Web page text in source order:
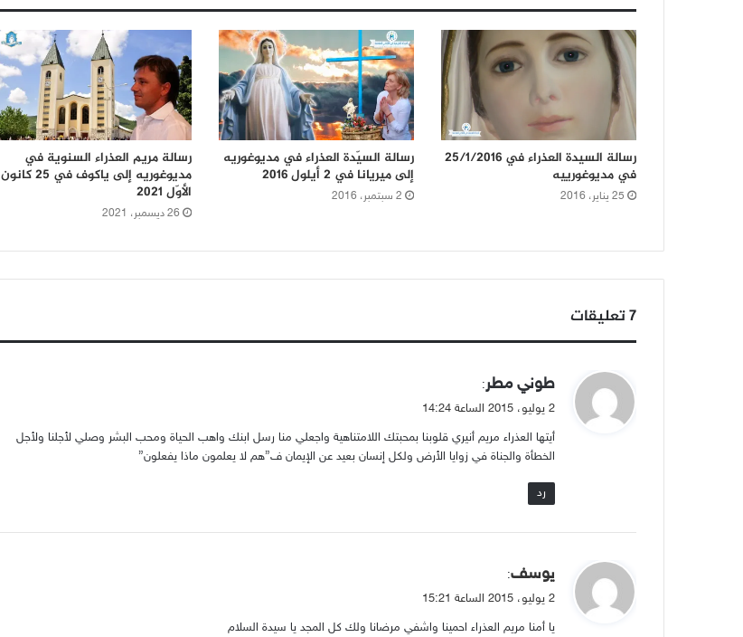
رسالة السيدة العذراء في 25/1/2016
في مديوغورييه
25 يناير، 2016
رسالة السيّدة العذراء في مديوغوريه
إلى ميريانا في 2 أيلول 2016
2 سبتمبر، 2016
رسالة مريم العذراء السنوية في
مديوغوريه إلى ياكوف في 25 كانون
الأوّل 2021
26 ديسمبر، 2021
‫7 تعليقات
ي
ق
ل
طوني مطر:
2 يوليو، 2015 الساعة 14:24
أيتها العذراء مريم أنيري قلوبنا بمحبتك اللامتناهية واجعلي منا رسل ابنك واهب الحياة ومحب البشر وصلي لأجلنا ولأجل
الخطأة والجناة في زوايا الأرض ولكل إنسان بعيد عن الإيمان ف”هم لا يعلمون ماذا يفعلون”
رد
ي
ق
ل
يوسف:
2 يوليو، 2015 الساعة 15:21
يا أمنا مريم العذراء احمينا واشفي مرضانا ولك كل المجد يا سيدة السلام